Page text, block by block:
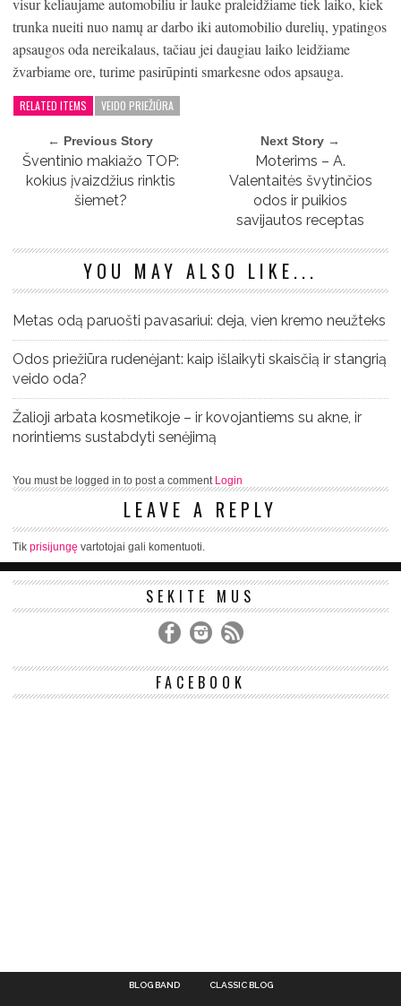
visur keliaujame automobiliu ir lauke praleidžiame tiek laiko, kiek
trunka nueiti nuo namų ar darbo iki automobilio durelių, ypatingos
apsaugos oda nereikalaus, tačiau jei daugiau laiko leidžiame
žvarbiame ore, turime pasirūpinti smarkesne odos apsauga.
RELATED ITEMS VEIDO PRIEŽIŪRA
← Previous Story
Šventinio makiažo TOP:
kokius įvaizdžius rinktis
šiemet?
Next Story →
Moterims – A.
Valentaitės švytinčios
odos ir puikios
savijautos receptas
YOU MAY ALSO LIKE...
Metas odą paruošti pavasariui: deja, vien kremo neužteks
Odos priežiūra rudenėjant: kaip išlaikyti skaisčią ir stangrią
veido oda?
Žalioji arbata kosmetikoje – ir kovojantiems su akne, ir
norintiems sustabdyti senėjimą
You must be logged in to post a comment Login
LEAVE A REPLY
Tik prisijungę vartotojai gali komentuoti.
SEKITE MUS
FACEBOOK
BLOG BAND CLASSIC BLOG